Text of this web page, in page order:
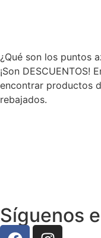
¿Qué son los puntos
¡Son DESCUENTOS!
encontrar productos
rebajados.
Síguenos